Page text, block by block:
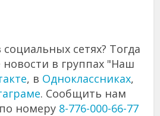
сетях? Тогда
в группах "Наш
, в Одноклассниках,
. Сообщить нам
номеру 8-776-000-66-77